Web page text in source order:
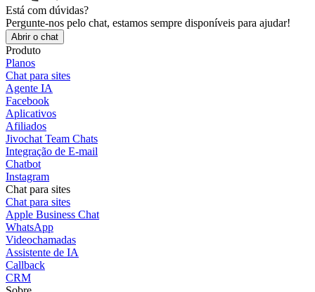
Está com dúvidas?
Pergunte-nos pelo chat, estamos sempre disponíveis para ajudar!
Abrir o chat
Produto
Planos
Chat para sites
Agente IA
Facebook
Aplicativos
Afiliados
Jivochat Team Chats
Integração de E-mail
Chatbot
Instagram
Chat para sites
Chat para sites
Apple Business Chat
WhatsApp
Videochamadas
Assistente de IA
Callback
CRM